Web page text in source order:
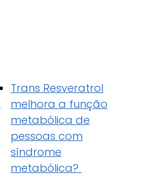
Trans Resveratrol
melhora a função
metabólica de
pessoas com
síndrome
metabólica?